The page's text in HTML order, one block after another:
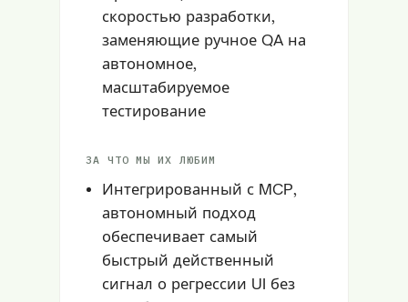
скоростью разработки,
заменяющие ручное QA на
автономное,
масштабируемое
тестирование
ЗА ЧТО МЫ ИХ ЛЮБИМ
Интегрированный с MCP,
автономный подход
обеспечивает самый
быстрый действенный
сигнал о регрессии UI без